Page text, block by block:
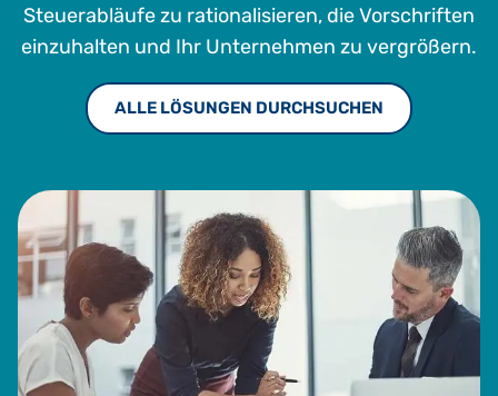
Steuerabläufe zu rationalisieren, die Vorschriften
einzuhalten und Ihr Unternehmen zu vergrößern.
ALLE LÖSUNGEN DURCHSUCHEN